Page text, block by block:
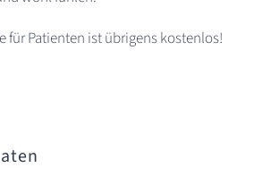
für Patienten ist übrigens kostenlos!